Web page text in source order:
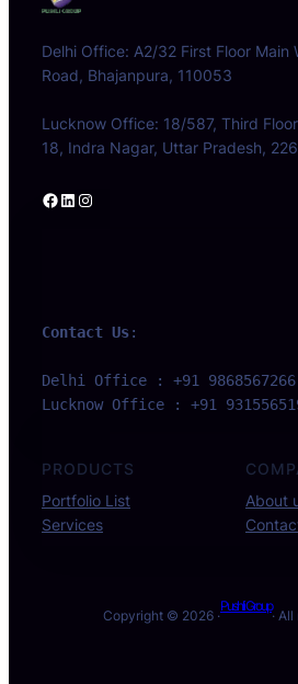
Delhi Office: A2/32 First Floor Main
Road, Bhajanpura, 110053
Lucknow Office: 18/587, Third
18, Indra Nagar, Uttar Pradesh,
Facebook LinkedIn Instagram
Contact Us:
Delhi Office : +91 9868567266
Lucknow Office : +91
PRODUCTS
Portfolio List
Services
About
Copyright © 2026 ·
Pushli Group
·